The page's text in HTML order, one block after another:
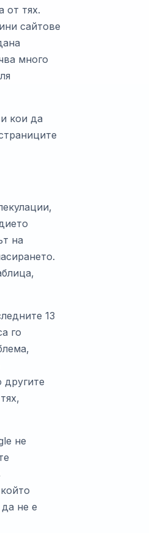
от тях.
сайтове
много
кои да
на
13
го
другите
не
не е